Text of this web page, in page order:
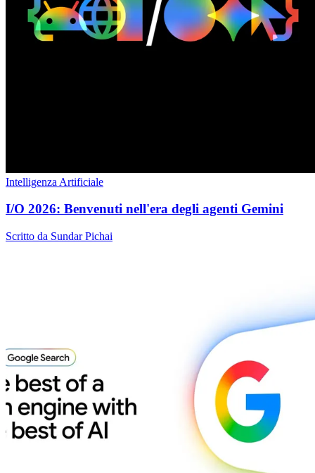
Intelligenza Artificiale
I/O 2026: Benvenuti nell'era degli agenti Gemini
Scritto da Sundar Pichai